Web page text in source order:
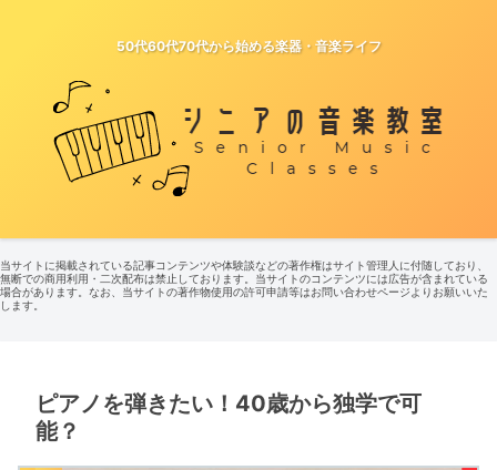
50代60代70代から始める楽器・音楽ライフ
当サイトに掲載されている記事コンテンツや体験談などの著作権はサイト管理人に付随しており、
無断での商用利用・二次配布は禁止しております。当サイトのコンテンツには広告が含まれている
場合があります。なお、当サイトの著作物使用の許可申請等はお問い合わせページよりお願いいた
します。
ピアノを弾きたい！40歳から独学で可
能？